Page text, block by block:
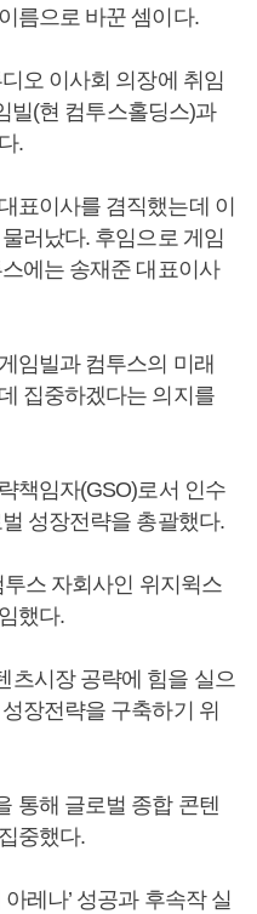
름으로 바꾼 셈이다.
오 이사회 의장에 취임
빌(현 컴투스홀딩스)과
.
표이사를 겸직했는데 이
러났다. 후임으로 게임
에는 송재준 대표이사
임빌과 컴투스의 미래
집중하겠다는 의지를
책임자(GSO)로서 인수
성장전략을 총괄했다.
스 자회사인 위지윅스
했다.
츠시장 공략에 힘을 실으
장전략을 구축하기 위
통해 글로벌 종합 콘텐
중했다.
레나’ 성공과 후속작 실